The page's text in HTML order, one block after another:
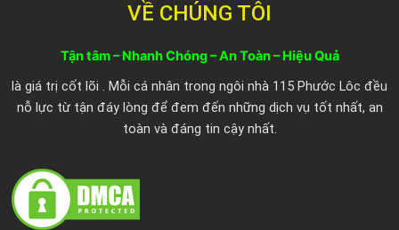
r
e
VỀ CHÚNG TÔI
Tận tâm – Nhanh Chóng – An Toàn – Hiệu Quả
là giá trị cốt lõi . Mỗi cá nhân trong ngôi nhà 115 Phước Lôc đều
nỗ lực từ tận đáy lòng để đem đến những dịch vụ tốt nhất, an
toàn và đáng tin cậy nhất.